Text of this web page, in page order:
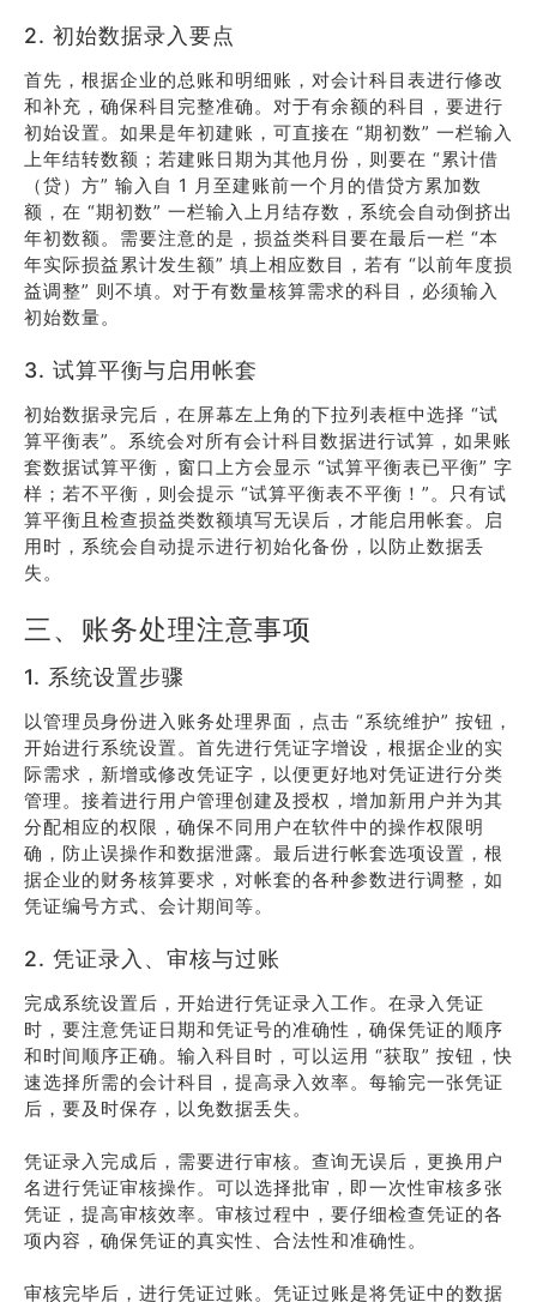
2. 初始数据录入要点
首先，根据企业的总账和明细账，对会计科目表进行修改
和补充，确保科目完整准确。对于有余额的科目，要进行
初始设置。如果是年初建账，可直接在 “期初数” 一栏输入
上年结转数额；若建账日期为其他月份，则要在 “累计借
（贷）方” 输入自 1 月至建账前一个月的借贷方累加数
额，在 “期初数” 一栏输入上月结存数，系统会自动倒挤出
年初数额。需要注意的是，损益类科目要在最后一栏 “本
年实际损益累计发生额” 填上相应数目，若有 “以前年度损
益调整” 则不填。对于有数量核算需求的科目，必须输入
初始数量。
3. 试算平衡与启用帐套
初始数据录完后，在屏幕左上角的下拉列表框中选择 “试
算平衡表”。系统会对所有会计科目数据进行试算，如果账
套数据试算平衡，窗口上方会显示 “试算平衡表已平衡” 字
样；若不平衡，则会提示 “试算平衡表不平衡！”。只有试
算平衡且检查损益类数额填写无误后，才能启用帐套。启
用时，系统会自动提示进行初始化备份，以防止数据丢
失。
三、账务处理注意事项
1. 系统设置步骤
以管理员身份进入账务处理界面，点击 “系统维护” 按钮，
开始进行系统设置。首先进行凭证字增设，根据企业的实
际需求，新增或修改凭证字，以便更好地对凭证进行分类
管理。接着进行用户管理创建及授权，增加新用户并为其
分配相应的权限，确保不同用户在软件中的操作权限明
确，防止误操作和数据泄露。最后进行帐套选项设置，根
据企业的财务核算要求，对帐套的各种参数进行调整，如
凭证编号方式、会计期间等。
2. 凭证录入、审核与过账
完成系统设置后，开始进行凭证录入工作。在录入凭证
时，要注意凭证日期和凭证号的准确性，确保凭证的顺序
和时间顺序正确。输入科目时，可以运用 “获取” 按钮，快
速选择所需的会计科目，提高录入效率。每输完一张凭证
后，要及时保存，以免数据丢失。
凭证录入完成后，需要进行审核。查询无误后，更换用户
名进行凭证审核操作。可以选择批审，即一次性审核多张
凭证，提高审核效率。审核过程中，要仔细检查凭证的各
项内容，确保凭证的真实性、合法性和准确性。
审核完毕后，进行凭证过账。凭证过账是将凭证中的数据